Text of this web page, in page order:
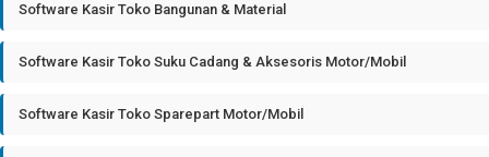
Software Kasir Toko Bangunan & Material
Software Kasir Toko Suku Cadang & Aksesoris Motor/Mobil
Software Kasir Toko Sparepart Motor/Mobil